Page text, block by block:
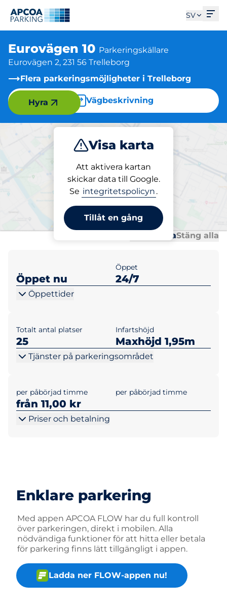
SV
Eurovägen 10 Parkeringskällare
Eurovägen 2, 231 56 Trelleborg
Flera parkeringsmöjligheter i Trelleborg
Vägbeskrivning
Visa karta
Att aktivera kartan
skickar data till Google.
Se integritetspolicyn .
Tillåt en gång
Hyra
Parkera
Parkering på plats
Eurovägen 10
Öppna allaStäng alla
Öppet nu
Öppet
24/7
Öppettider
Totalt antal platser
25
Infartshöjd
Maxhöjd 1,95m
Tjänster på parkeringsområdet
per påbörjad timme
från 11,00 kr
per påbörjad timme
Priser och betalning
Enklare parkering
Med appen APCOA FLOW har du full kontroll
över parkeringen, direkt i mobilen. Alla
nödvändiga funktioner för att hitta eller betala
för parkering finns lätt tillgängligt i appen.
Ladda ner FLOW-appen nu!